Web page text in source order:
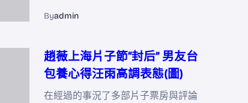
Byadmin
趙薇上海片子節“封后” 男友台
包養心得汪雨高調表態(圖)
在經過的事況了多部片子票房與評論